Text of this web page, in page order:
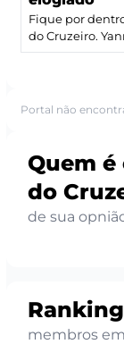
Fique por
do Cruzeiro.
Portal não
Quem
do
de sua
Ranking
membros